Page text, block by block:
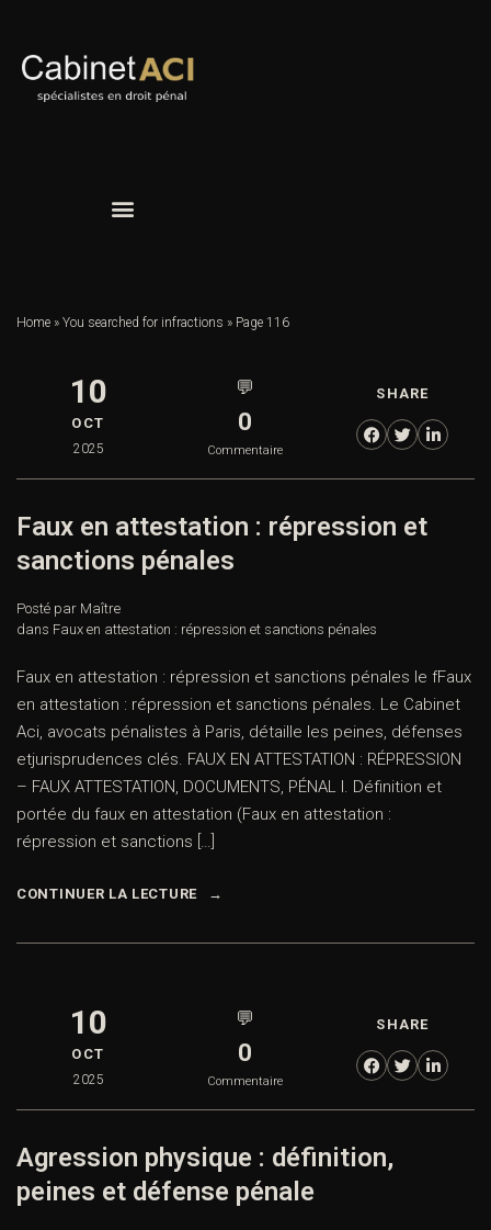
Home » You searched for infractions » Page 116
10
OCT
2025
💬
0
Commentaire
SHARE
Faux en attestation : répression et
sanctions pénales
Posté par Maître
dans Faux en attestation : répression et sanctions pénales
Faux en attestation : répression et sanctions pénales le fFaux
en attestation : répression et sanctions pénales. Le Cabinet
Aci, avocats pénalistes à Paris, détaille les peines, défenses
etjurisprudences clés. FAUX EN ATTESTATION : RÉPRESSION
– FAUX ATTESTATION, DOCUMENTS, PÉNAL I. Définition et
portée du faux en attestation (Faux en attestation :
répression et sanctions […]
CONTINUER LA LECTURE
10
OCT
2025
💬
0
Commentaire
SHARE
Agression physique : définition,
peines et défense pénale